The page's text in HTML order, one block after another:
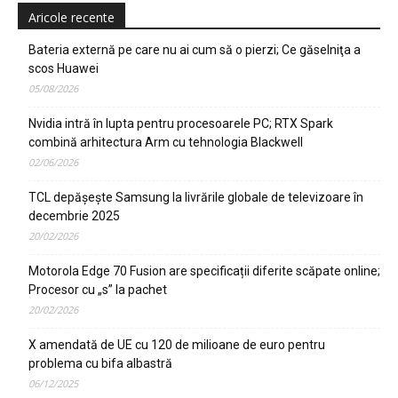
Aricole recente
Bateria externă pe care nu ai cum să o pierzi; Ce găselniţa a
scos Huawei
05/08/2026
Nvidia intră în lupta pentru procesoarele PC; RTX Spark
combină arhitectura Arm cu tehnologia Blackwell
02/06/2026
TCL depășește Samsung la livrările globale de televizoare în
decembrie 2025
20/02/2026
Motorola Edge 70 Fusion are specificații diferite scăpate online;
Procesor cu „s” la pachet
20/02/2026
X amendată de UE cu 120 de milioane de euro pentru
problema cu bifa albastră
06/12/2025